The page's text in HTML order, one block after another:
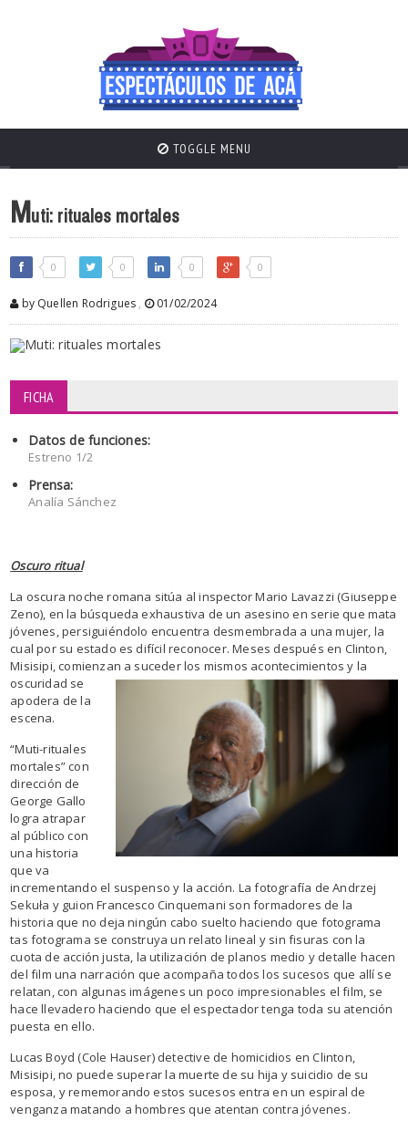
TOGGLE MENU
Muti: rituales mortales
0 0 0 0
by Quellen Rodrigues , 01/02/2024
FICHA
Datos de funciones:
Estreno 1/2
Prensa:
Analía Sánchez
Oscuro ritual
La oscura noche romana sitúa al inspector Mario Lavazzi (Giuseppe
Zeno), en la búsqueda exhaustiva de un asesino en serie que mata
jóvenes, persiguiéndolo encuentra desmembrada a una mujer, la
cual por su estado es difícil reconocer. Meses después en Clinton,
Misisipi, comienzan a suceder los mismos acontecimientos y la
oscuridad se
apodera de la
escena.
“Muti-rituales
mortales” con
dirección de
George Gallo
logra atrapar
al público con
una historia
que va
incrementando el suspenso y la acción. La fotografía de Andrzej
Sekuła y guion Francesco Cinquemani son formadores de la
historia que no deja ningún cabo suelto haciendo que fotograma
tas fotograma se construya un relato lineal y sin fisuras con la
cuota de acción justa, la utilización de planos medio y detalle hacen
del film una narración que acompaña todos los sucesos que allí se
relatan, con algunas imágenes un poco impresionables el film, se
hace llevadero haciendo que el espectador tenga toda su atención
puesta en ello.
Lucas Boyd (Cole Hauser) detective de homicidios en Clinton,
Misisipi, no puede superar la muerte de su hija y suicidio de su
esposa, y rememorando estos sucesos entra en un espiral de
venganza matando a hombres que atentan contra jóvenes.